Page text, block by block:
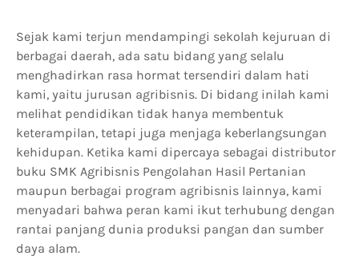
Sejak kami terjun mendampingi sekolah kejuruan di
berbagai daerah, ada satu bidang yang selalu
menghadirkan rasa hormat tersendiri dalam hati
kami, yaitu jurusan agribisnis. Di bidang inilah kami
melihat pendidikan tidak hanya membentuk
keterampilan, tetapi juga menjaga keberlangsungan
kehidupan. Ketika kami dipercaya sebagai distributor
buku SMK Agribisnis Pengolahan Hasil Pertanian
maupun berbagai program agribisnis lainnya, kami
menyadari bahwa peran kami ikut terhubung dengan
rantai panjang dunia produksi pangan dan sumber
daya alam.